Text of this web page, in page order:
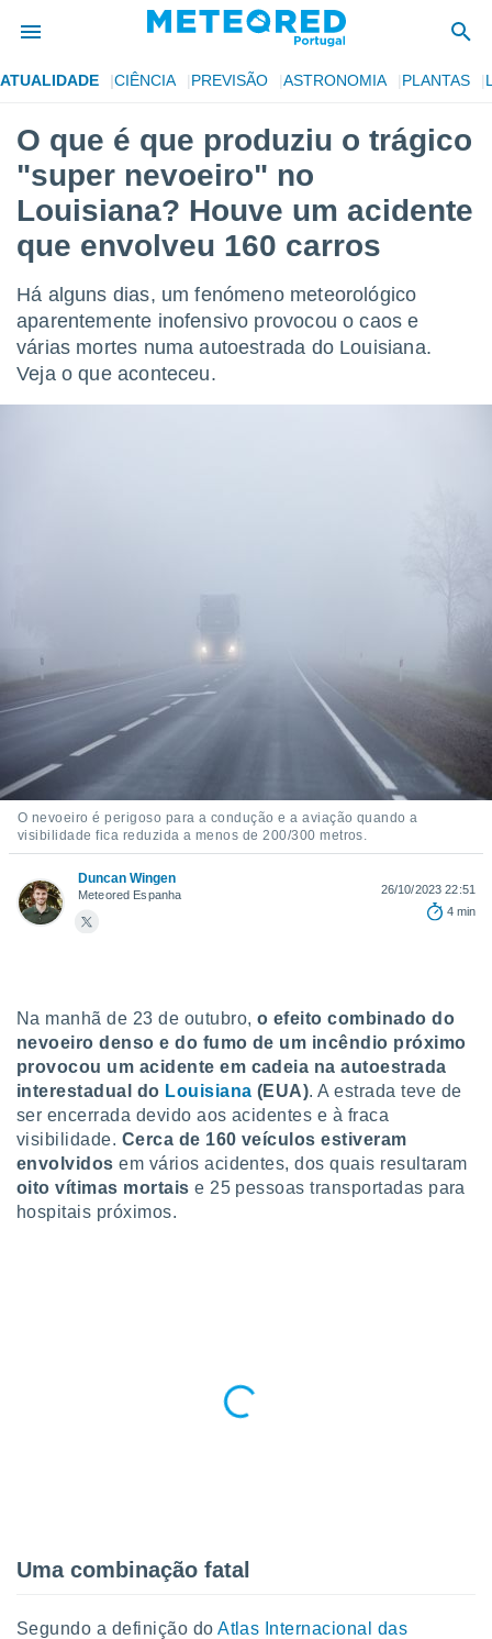
foi
para
as
fornecidas
a este
e
forma
de alta
ao
a
todos os
o
no
e
Pode
na nossa
e
a
caso,
CONTINUAR
CONFIGURAÇÕES
ATUALIDADE CIÊNCIA PREVISÃO ASTRONOMIA PLANTAS
O que é que produziu o trágico
"super nevoeiro" no
Louisiana? Houve um acidente
que envolveu 160 carros
Há alguns dias, um fenómeno meteorológico
aparentemente inofensivo provocou o caos e
várias mortes numa autoestrada do Louisiana.
Veja o que aconteceu.
O nevoeiro é perigoso para a condução e a aviação quando a
visibilidade fica reduzida a menos de 200/300 metros.
Duncan Wingen
Meteored Espanha
26/10/2023 22:51
4 min
Na manhã de 23 de outubro, o efeito combinado do
nevoeiro denso e do fumo de um incêndio próximo
provocou um acidente em cadeia na autoestrada
interestadual do Louisiana (EUA). A estrada teve de
ser encerrada devido aos acidentes e à fraca
visibilidade. Cerca de 160 veículos estiveram
envolvidos em vários acidentes, dos quais resultaram
oito vítimas mortais e 25 pessoas transportadas para
hospitais próximos.
Uma combinação fatal
Segundo a definição doAtlas Internacional das